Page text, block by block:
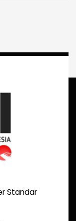
Standar